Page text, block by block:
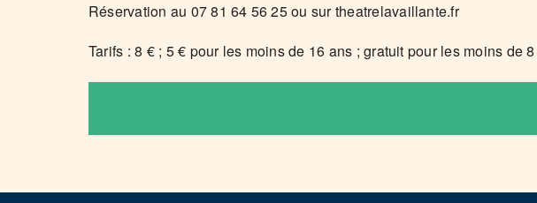
Réservation au 07 81 64 56 25 ou sur theatrelavaillante.fr
Tarifs : 8 € ; 5 € pour les moins de 16 ans ; gratuit pour les moins de